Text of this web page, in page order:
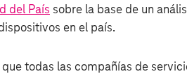
del País sobre la base de un
en el país.
que todas las compañías de